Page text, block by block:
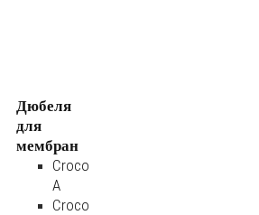
Дюбеля
для
мембран
Croco
A
Croco